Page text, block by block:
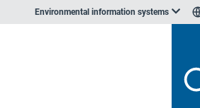
Environmental information systems